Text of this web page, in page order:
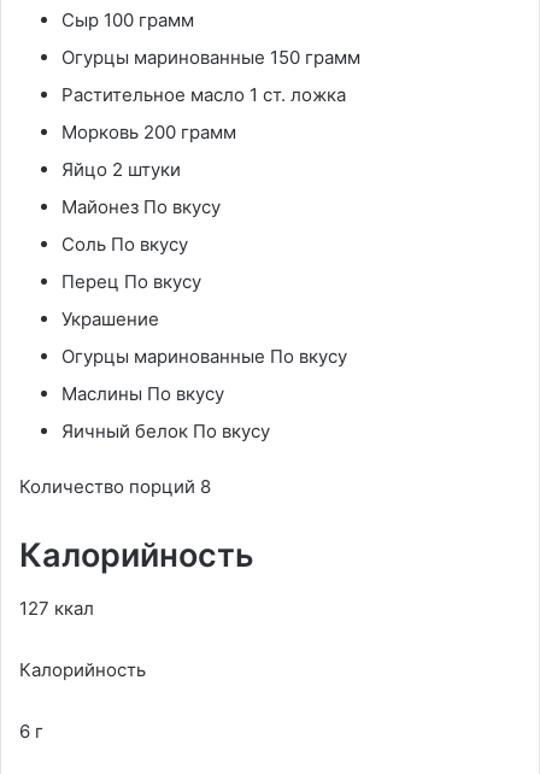
Сыр 100 грамм
Огурцы маринованные 150 грамм
Растительное масло 1 ст. ложка
Морковь 200 грамм
Яйцо 2 штуки
Майонез По вкусу
Соль По вкусу
Перец По вкусу
Украшение
Огурцы маринованные По вкусу
Маслины По вкусу
Яичный белок По вкусу
Количество порций 8
Калорийность
127 ккал
Калорийность
6 г